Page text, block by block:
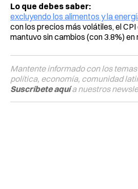
Lo que debes saber:
excluyendo los alimentos y la
con los precios más volátiles, el
mantuvo sin cambios (con 3.8%) en
Mantente informado con los
política, economía, comunidad
Suscríbete aquía nuestros